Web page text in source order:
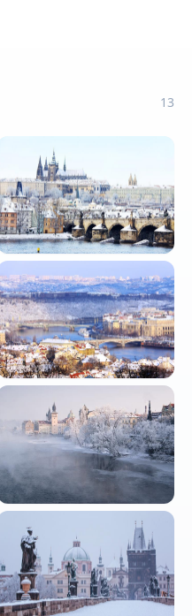
13